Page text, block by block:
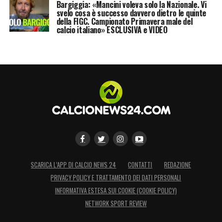
necessità di ripensare il sistema calcio in
chiave moderna, partendo dalle
economica del campionato in investimenti
sugli stadi, anziché concentrare risorse
soprattutto sugli ingaggi dei calciatori.
Malagò FIGC, la Nazionale e il profilo
del nuovo ct
Il dossier più immediato resta quello della
Nazionale italiana. Il nome del prossimo
Bargiggia: «Mancini voleva solo la Nazionale. Vi
svelo cosa è successo davvero dietro le quinte
della FIGC. Campionato Primavera male del
calcio italiano» ESCLUSIVA e VIDEO
SCARICA L’APP DI CALCIO NEWS 24 CONTATTI
REDAZIONE
PRIVACY POLICY E TRATTAMENTO DEI DATI PERSONALI
INFORMATIVA ESTESA SUI COOKIE (COOKIE POLICY)
NETWORK SPORT REVIEW